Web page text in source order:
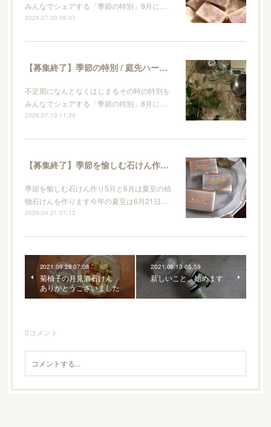
みんなでシェアする「季節の特別」9月に…
2026.07.30 08:01
【募集終了】季節の特別 / 庭先ハーブとレモンのキッチンソープ作り
不定期になんとなくはじまるその時の特別を
みんなでシェアする「季節の特別」8月に…
2026.07.13 11:38
【募集終了】季節を愉しむ石けん作り / 5月夏至の植物石けん
季節を愉しむ石けん作り5月と6月は夏至の植
物石けんを作ります今年の夏至は6月21日…
2026.04.21 07:13
2021.09.28 07:08
菊柚子の月見酒石けん
ありがとうございました
2021.09.13 05:59
新しいこと、始めます
0コメント